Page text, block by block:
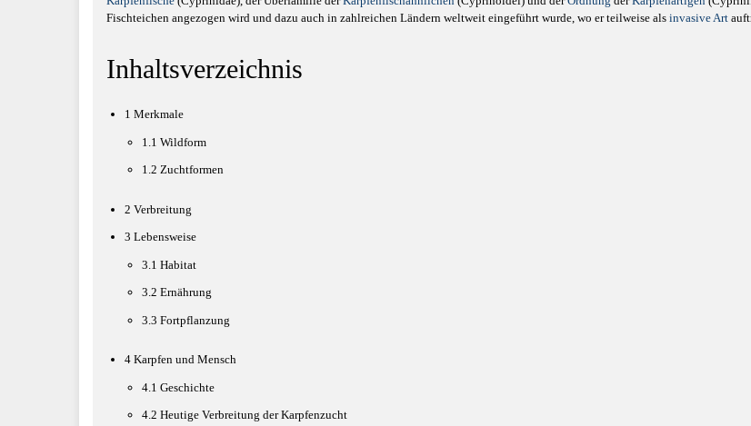
Fischteichen angezogen wird und dazu auch in zahlreichen Ländern weltweit eingeführt wurde, wo er teilweise als invasive Art
Inhaltsverzeichnis
1 Merkmale
1.1 Wildform
1.2 Zuchtformen
2 Verbreitung
3 Lebensweise
3.1 Habitat
3.2 Ernährung
3.3 Fortpflanzung
4 Karpfen und Mensch
4.1 Geschichte
4.2 Heutige Verbreitung der Karpfenzucht